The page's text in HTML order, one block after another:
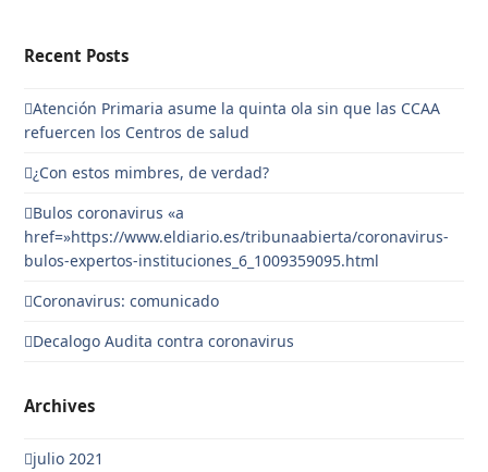
Recent Posts
Atención Primaria asume la quinta ola sin que las CCAA
refuercen los Centros de salud
¿Con estos mimbres, de verdad?
Bulos coronavirus «a
href=»https://www.eldiario.es/tribunaabierta/coronavirus-
bulos-expertos-instituciones_6_1009359095.html
Coronavirus: comunicado
Decalogo Audita contra coronavirus
Archives
julio 2021